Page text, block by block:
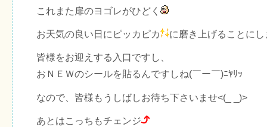
これまた扉のヨゴレがひどく
お天気の良い日にピッカピカ に磨き上げることにし
皆様をお迎えする入口ですし、
おＮＥＷのシールを貼るんですしね(￣ー￣)ﾆﾔﾘｯ
なので、皆様もうしばしお待ち下さいませ<(_ _)>
あとはこっちもチェンジ